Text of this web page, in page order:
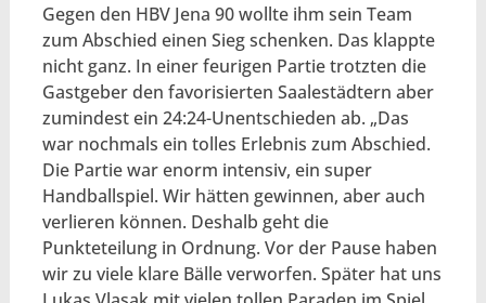
Gegen den HBV Jena 90 wollte ihm sein Team
zum Abschied einen Sieg schenken. Das klappte
nicht ganz. In einer feurigen Partie trotzten die
Gastgeber den favorisierten Saalestädtern aber
zumindest ein 24:24-Unentschieden ab. „Das
war nochmals ein tolles Erlebnis zum Abschied.
Die Partie war enorm intensiv, ein super
Handballspiel. Wir hätten gewinnen, aber auch
verlieren können. Deshalb geht die
Punkteteilung in Ordnung. Vor der Pause haben
wir zu viele klare Bälle verworfen. Später hat uns